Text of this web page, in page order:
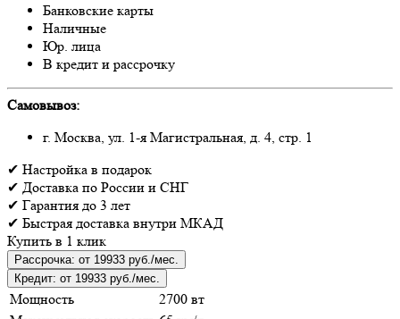
Банковские карты
Наличные
Юр. лица
В кредит и рассрочку
Самовывоз:
г. Москва, ул. 1-я Магистральная, д. 4, стр. 1
✔ Настройка в подарок
✔ Доставка по России и СНГ
✔ Гарантия до 3 лет
✔ Быстрая доставка внутри МКАД
Купить в 1 клик
Рассрочка: от 19933 руб./мес.
Кредит: от 19933 руб./мес.
Мощность
2700 вт